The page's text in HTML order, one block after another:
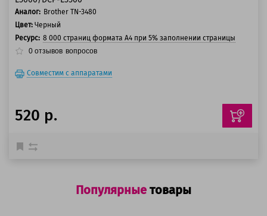
Аналог: Brother TN-3480
Цвет: Черный
Ресурс: 8 000 страниц формата А4 при 5% заполнении страницы
0 отзывов вопросов
Совместим с аппаратами
520 р.
Популярные товары